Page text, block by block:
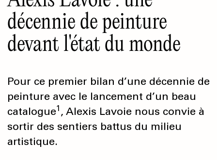
décennie de peinture
devant l'état du monde
Pour ce premier bilan d’une décennie de
peinture avec le lancement d’un beau
catalogue1 , Alexis Lavoie nous convie à
sortir des sentiers battus du milieu
artistique.